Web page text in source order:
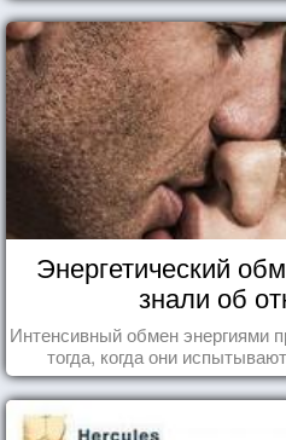
Энергетический
знали об
Интенсивный обмен энергиями
тогда, когда они